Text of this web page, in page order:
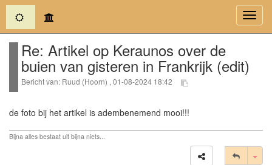
(current)
Re: Artikel op Keraunos over de
buien van gisteren in Frankrijk (edit)
Bericht van: Ruud (Hoorn) , 01-08-2024 18:42
de foto bij het artikel is adembenemend mooi!!!
Bijna alles bestaat uit bijna niets...